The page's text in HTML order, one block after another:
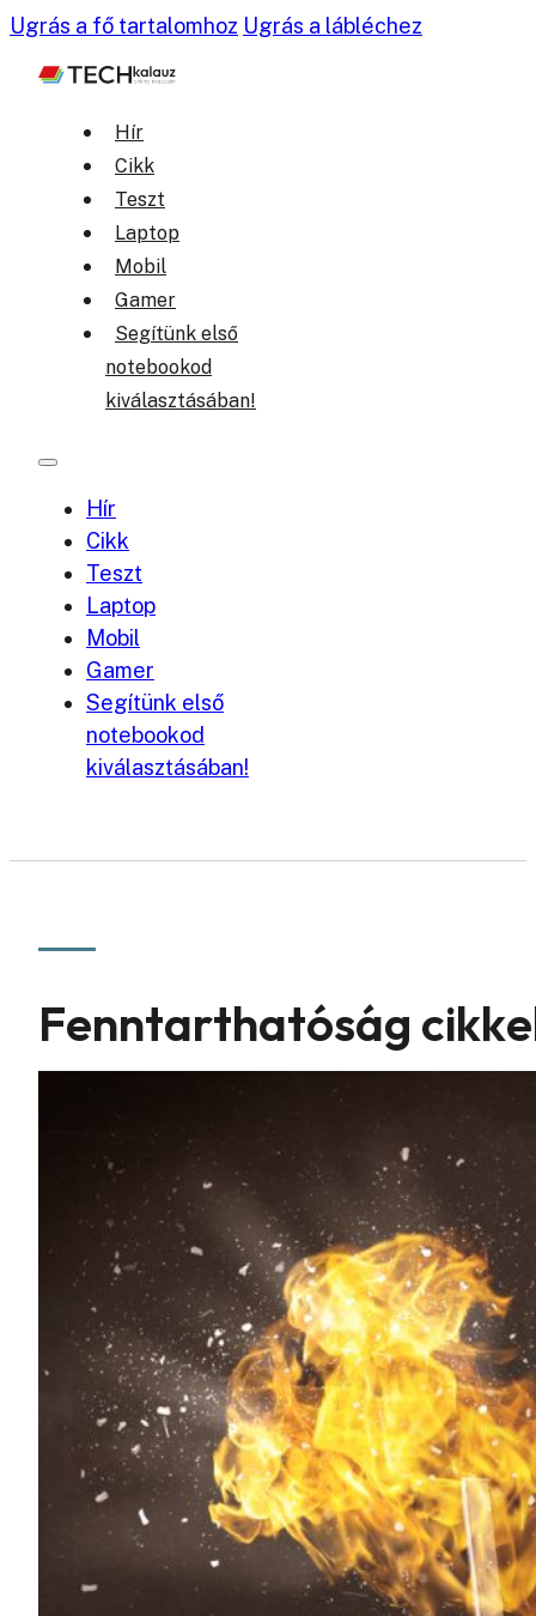
Ugrás a fő tartalomhoz Ugrás a lábléchez
Hír
Cikk
Teszt
Laptop
Mobil
Gamer
Segítünk első
notebookod
kiválasztásában!
Hír
Cikk
Teszt
Laptop
Mobil
Gamer
Segítünk első
notebookod
kiválasztásában!
Fenntarthatóság